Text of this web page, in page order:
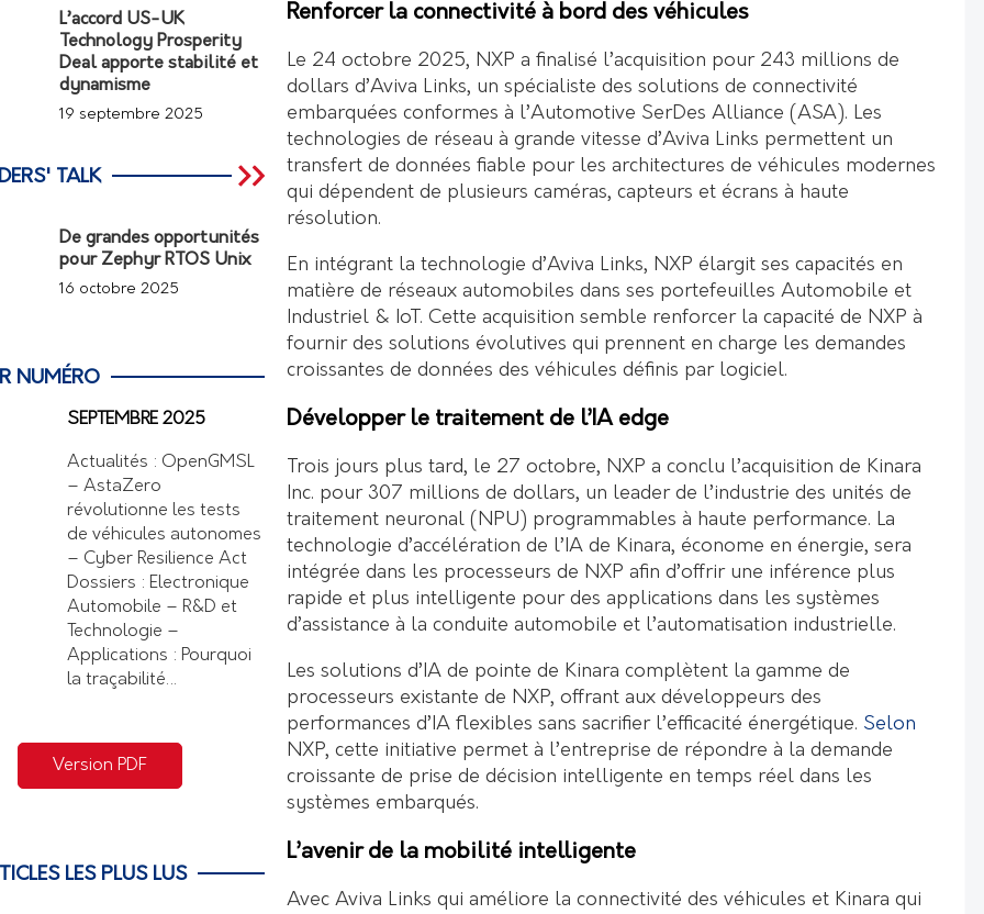
Renforcer la connectivité à bord des véhicules
Le 24 octobre 2025, NXP a finalisé l’acquisition pour 243 millions de
dollars d’Aviva Links, un spécialiste des solutions de connectivité
embarquées conformes à l’Automotive SerDes Alliance (ASA). Les
technologies de réseau à grande vitesse d’Aviva Links permettent un
transfert de données fiable pour les architectures de véhicules modernes
qui dépendent de plusieurs caméras, capteurs et écrans à haute
résolution.
En intégrant la technologie d’Aviva Links, NXP élargit ses capacités en
matière de réseaux automobiles dans ses portefeuilles Automobile et
Industriel & IoT. Cette acquisition semble renforcer la capacité de NXP à
fournir des solutions évolutives qui prennent en charge les demandes
croissantes de données des véhicules définis par logiciel.
Développer le traitement de l’IA edge
Trois jours plus tard, le 27 octobre, NXP a conclu l’acquisition de Kinara
Inc. pour 307 millions de dollars, un leader de l’industrie des unités de
traitement neuronal (NPU) programmables à haute performance. La
technologie d’accélération de l’IA de Kinara, économe en énergie, sera
intégrée dans les processeurs de NXP afin d’offrir une inférence plus
rapide et plus intelligente pour des applications dans les systèmes
d’assistance à la conduite automobile et l’automatisation industrielle.
Les solutions d’IA de pointe de Kinara complètent la gamme de
processeurs existante de NXP, offrant aux développeurs des
performances d’IA flexibles sans sacrifier l’efficacité énergétique. Selon
NXP, cette initiative permet à l’entreprise de répondre à la demande
croissante de prise de décision intelligente en temps réel dans les
systèmes embarqués.
L’avenir de la mobilité intelligente
Avec Aviva Links qui améliore la connectivité des véhicules et Kinara qui
L’accord US-UK
Technology Prosperity
Deal apporte stabilité et
dynamisme
19 septembre 2025
TALK
De grandes opportunités
pour Zephyr RTOS Unix
16 octobre 2025
NUMÉRO
SEPTEMBRE 2025
Actualités : OpenGMSL
– AstaZero
révolutionne les tests
de véhicules autonomes
– Cyber Resilience Act
Dossiers : Electronique
Automobile – R&D et
Technologie –
Applications : Pourquoi
la traçabilité…
Version PDF
LES PLUS LUS